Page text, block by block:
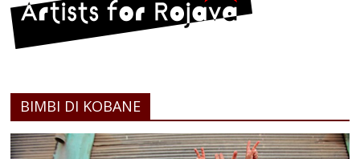
BIMBI DI KOBANE